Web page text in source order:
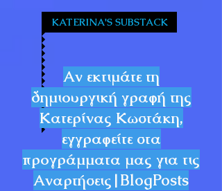
KATERINA'S SUBSTACK
Αν εκτιμάτε τη
δημιουργική γραφή της
Κατερίνας Κωστάκη,
εγγραφείτε στα
προγράμματα μας για τις
Αναρτήσεις|BlogPosts